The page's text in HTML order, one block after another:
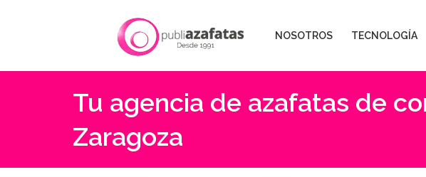
NOSOTROS TECNOLOGÍA
Tu agencia de azafatas de
Zaragoza